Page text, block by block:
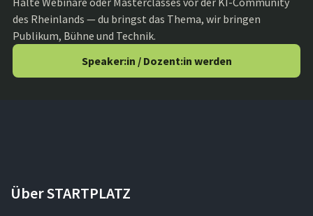
des Rheinlands — du bringst das Thema, wir bringen
Publikum, Bühne und Technik.
Speaker:in / Dozent:in werden
Über STARTPLATZ